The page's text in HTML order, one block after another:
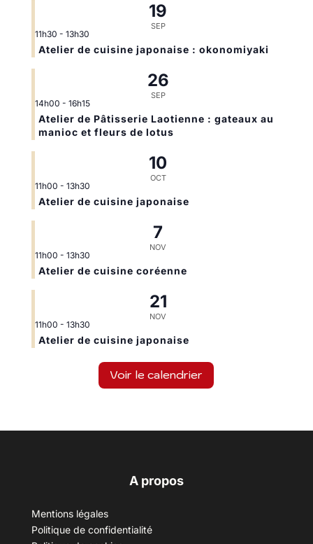
19
SEP
11h30 - 13h30
Atelier de cuisine japonaise : okonomiyaki
26
SEP
14h00 - 16h15
Atelier de Pâtisserie Laotienne : gateaux au
manioc et fleurs de lotus
10
OCT
11h00 - 13h30
Atelier de cuisine japonaise
7
NOV
11h00 - 13h30
Atelier de cuisine coréenne
21
NOV
11h00 - 13h30
Atelier de cuisine japonaise
Voir le calendrier
A propos
Mentions légales
Politique de confidentialité